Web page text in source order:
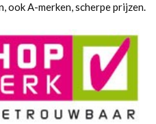
ook A-merken, scherpe prijzen.